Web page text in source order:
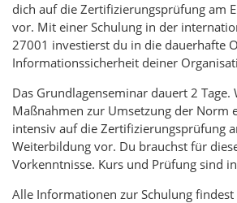
dich auf die Zertifizierungsprüfung am
vor. Mit einer Schulung in der
27001 investierst du in die dauerhafte
Informationssicherheit deiner
Das Grundlagenseminar dauert 2 Tage.
Maßnahmen zur Umsetzung der Norm
intensiv auf die Zertifizierungsprüfung
Weiterbildung vor. Du brauchst für
Vorkenntnisse. Kurs und Prüfung sind
Alle Informationen zur Schulung findest